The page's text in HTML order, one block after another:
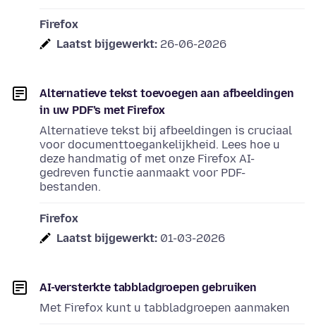
Firefox
Laatst bijgewerkt: 26-06-2026
Alternatieve tekst toevoegen aan afbeeldingen
in uw PDF’s met Firefox
Alternatieve tekst bij afbeeldingen is cruciaal
voor documenttoegankelijkheid. Lees hoe u
deze handmatig of met onze Firefox AI-
gedreven functie aanmaakt voor PDF-
bestanden.
Firefox
Laatst bijgewerkt: 01-03-2026
AI-versterkte tabbladgroepen gebruiken
Met Firefox kunt u tabbladgroepen aanmaken